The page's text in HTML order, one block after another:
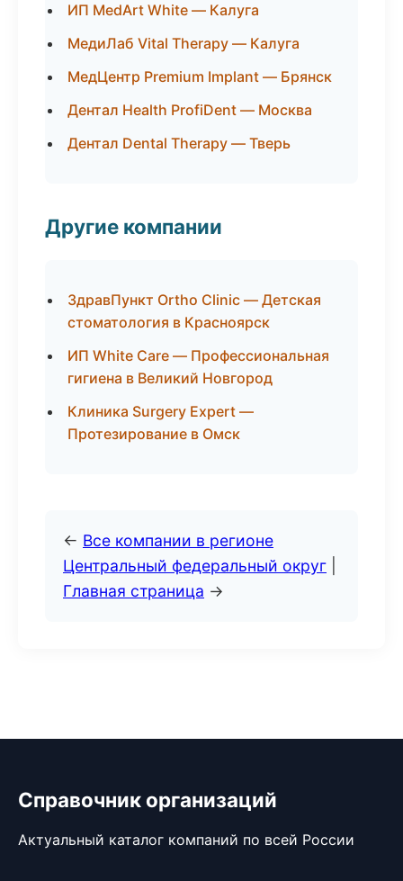
ИП MedArt White — Калуга
МедиЛаб Vital Therapy — Калуга
МедЦентр Premium Implant — Брянск
Дентал Health ProfiDent — Москва
Дентал Dental Therapy — Тверь
Другие компании
ЗдравПункт Ortho Clinic — Детская
стоматология в Красноярск
ИП White Care — Профессиональная
гигиена в Великий Новгород
Клиника Surgery Expert —
Протезирование в Омск
← Все компании в регионе
Центральный федеральный округ
Главная страница →
Справочник организаций
Актуальный каталог компаний по всей России